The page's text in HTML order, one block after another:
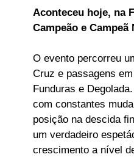
EMPRESAS ARTIGOS LUSA
Aconteceu hoje, na
Campeão e
O evento percorreu
Cruz e passagens
Funduras e
com constantes
posição na descida
um verdadeiro
crescimento a nível